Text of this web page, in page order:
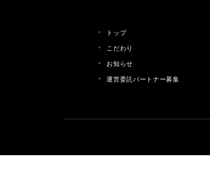
トップ
こだわり
お知らせ
運営委託パートナー募集